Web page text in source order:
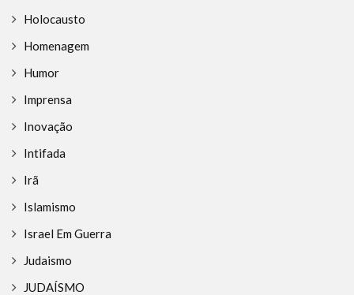
Holocausto
Homenagem
Humor
Imprensa
Inovação
Intifada
Irã
Islamismo
Israel Em Guerra
Judaismo
JUDAÍSMO